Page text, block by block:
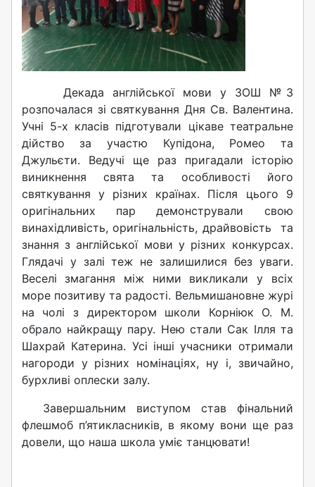
Декада англійської мови у ЗОШ №3
розпочалася зі святкування Дня Св. Валентина.
Учні 5-х класів підготували цікаве театральне
дійство за участю Купідона, Ромео та
Джульєти. Ведучі ще раз пригадали історію
виникнення свята та особливості його
святкування у різних країнах. Після цього 9
оригінальних пар демонстрували свою
винахідливість, оригінальність, драйвовість та
знання з англійської мови у різних конкурсах.
Глядачі у залі теж не залишилися без уваги.
Веселі змагання між ними викликали у всіх
море позитиву та радості. Вельмишановне журі
на чолі з директором школи Корніюк О. М.
обрало найкращу пару. Нею стали Сак Ілля та
Шахрай Катерина. Усі інші учасники отримали
нагороди у різних номінаціях, ну і, звичайно,
бурхливі оплески залу.
Завершальним виступом став фінальний
флешмоб п’ятикласників, в якому вони ще раз
довели, що наша школа уміє танцювати!